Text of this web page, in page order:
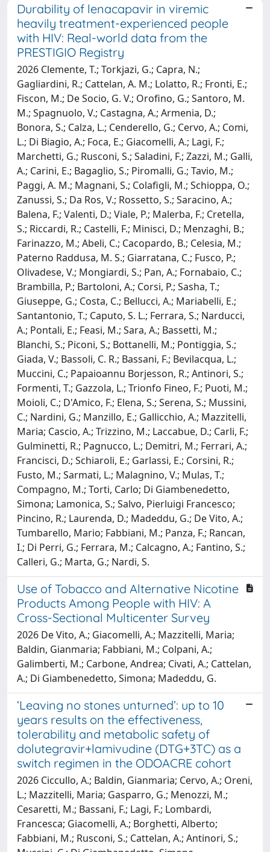
Durability of lenacapavir in viremic
heavily treatment-experienced people
with HIV: Real-world data from the
PRESTIGIO Registry
2026 Clemente, T.; Torkjazi, G.; Capra, N.;
Gagliardini, R.; Cattelan, A. M.; Lolatto, R.; Fronti, E.;
Fiscon, M.; De Socio, G. V.; Orofino, G.; Santoro, M.
M.; Spagnuolo, V.; Castagna, A.; Armenia, D.;
Bonora, S.; Calza, L.; Cenderello, G.; Cervo, A.; Comi,
L.; Di Biagio, A.; Foca, E.; Giacomelli, A.; Lagi, F.;
Marchetti, G.; Rusconi, S.; Saladini, F.; Zazzi, M.; Galli,
A.; Carini, E.; Bagaglio, S.; Piromalli, G.; Tavio, M.;
Paggi, A. M.; Magnani, S.; Colafigli, M.; Schioppa, O.;
Zanussi, S.; Da Ros, V.; Rossetto, S.; Saracino, A.;
Balena, F.; Valenti, D.; Viale, P.; Malerba, F.; Cretella,
S.; Riccardi, R.; Castelli, F.; Minisci, D.; Menzaghi, B.;
Farinazzo, M.; Abeli, C.; Cacopardo, B.; Celesia, M.;
Paterno Raddusa, M. S.; Giarratana, C.; Fusco, P.;
Olivadese, V.; Mongiardi, S.; Pan, A.; Fornabaio, C.;
Brambilla, P.; Bartoloni, A.; Corsi, P.; Sasha, T.;
Giuseppe, G.; Costa, C.; Bellucci, A.; Mariabelli, E.;
Santantonio, T.; Caputo, S. L.; Ferrara, S.; Narducci,
A.; Pontali, E.; Feasi, M.; Sara, A.; Bassetti, M.;
Blanchi, S.; Piconi, S.; Bottanelli, M.; Pontiggia, S.;
Giada, V.; Bassoli, C. R.; Bassani, F.; Bevilacqua, L.;
Muccini, C.; Papaioannu Borjesson, R.; Antinori, S.;
Formenti, T.; Gazzola, L.; Trionfo Fineo, F.; Puoti, M.;
Moioli, C.; D'Amico, F.; Elena, S.; Serena, S.; Mussini,
C.; Nardini, G.; Manzillo, E.; Gallicchio, A.; Mazzitelli,
Maria; Cascio, A.; Trizzino, M.; Laccabue, D.; Carli, F.;
Gulminetti, R.; Pagnucco, L.; Demitri, M.; Ferrari, A.;
Francisci, D.; Schiaroli, E.; Garlassi, E.; Corsini, R.;
Fusto, M.; Sarmati, L.; Malagnino, V.; Mulas, T.;
Compagno, M.; Torti, Carlo; Di Giambenedetto,
Simona; Lamonica, S.; Salvo, Pierluigi Francesco;
Pincino, R.; Laurenda, D.; Madeddu, G.; De Vito, A.;
Tumbarello, Mario; Fabbiani, M.; Panza, F.; Rancan,
I.; Di Perri, G.; Ferrara, M.; Calcagno, A.; Fantino, S.;
Calleri, G.; Marta, G.; Nardi, S.
Use of Tobacco and Alternative Nicotine
Products Among People with HIV: A
Cross-Sectional Multicenter Survey
2026 De Vito, A.; Giacomelli, A.; Mazzitelli, Maria;
Baldin, Gianmaria; Fabbiani, M.; Colpani, A.;
Galimberti, M.; Carbone, Andrea; Civati, A.; Cattelan,
A.; Di Giambenedetto, Simona; Madeddu, G.
‘Leaving no stones unturned’: up to 10
years results on the effectiveness,
tolerability and metabolic safety of
dolutegravir+lamivudine (DTG+3TC) as a
switch regimen in the ODOACRE cohort
2026 Ciccullo, A.; Baldin, Gianmaria; Cervo, A.; Oreni,
L.; Mazzitelli, Maria; Gasparro, G.; Menozzi, M.;
Cesaretti, M.; Bassani, F.; Lagi, F.; Lombardi,
Francesca; Giacomelli, A.; Borghetti, Alberto;
Fabbiani, M.; Rusconi, S.; Cattelan, A.; Antinori, S.;